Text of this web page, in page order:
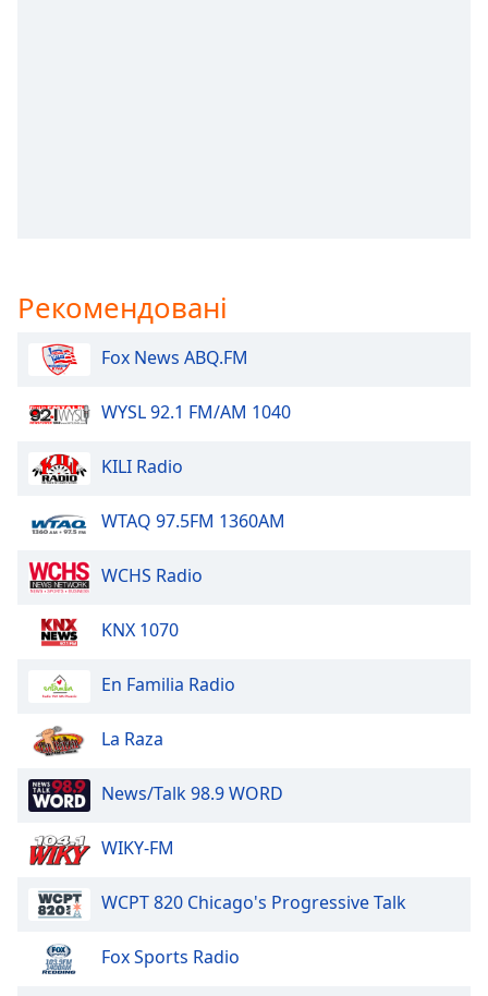
Fullscreen
This
window.
Beginning
dialog
window.
Escape
cancel
Color
Opacity
Рекомендовані
Fox News ABQ.FM
WYSL 92.1 FM/AM 1040
KILI Radio
WTAQ 97.5FM 1360AM
WCHS Radio
KNX 1070
En Familia Radio
La Raza
News/Talk 98.9 WORD
WIKY-FM
WCPT 820 Chicago's Progressive Talk
Fox Sports Radio